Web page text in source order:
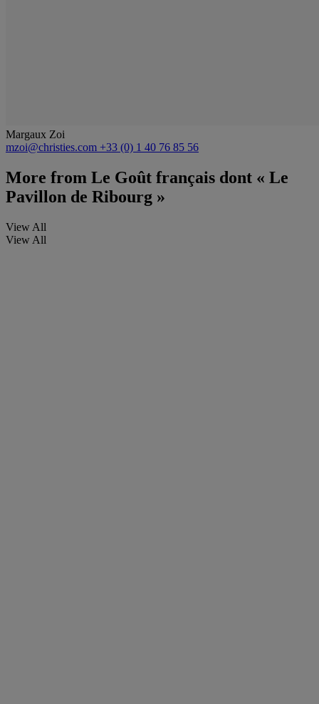
Margaux Zoi
mzoi@christies.com +33 (0) 1 40 76 85 56
More from Le Goût français dont « Le
Pavillon de Ribourg »
View All
View All